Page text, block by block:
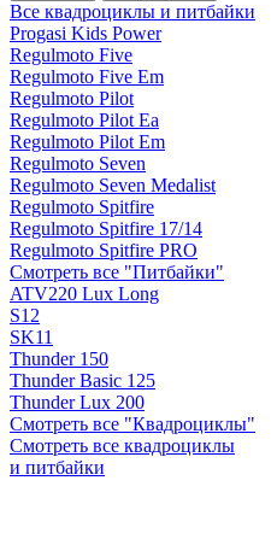
Все квадроциклы и питбайки
Progasi Kids Power
Regulmoto Five
Regulmoto Five Em
Regulmoto Pilot
Regulmoto Pilot Ea
Regulmoto Pilot Em
Regulmoto Seven
Regulmoto Seven Medalist
Regulmoto Spitfire
Regulmoto Spitfire 17/14
Regulmoto Spitfire PRO
Смотреть все "Питбайки"
ATV220 Lux Long
S12
SK11
Thunder 150
Thunder Basic 125
Thunder Lux 200
Смотреть все "Квадроциклы"
Смотреть все квадроциклы
и питбайки